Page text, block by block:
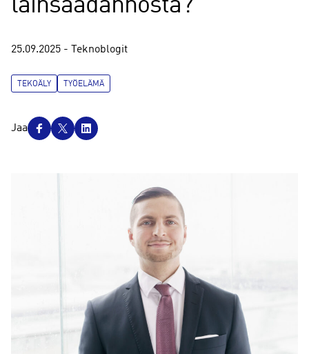
lainsäädännöstä?
25.09.2025 - Teknoblogit
TEKOÄLY TYÖELÄMÄ
J
Jaa